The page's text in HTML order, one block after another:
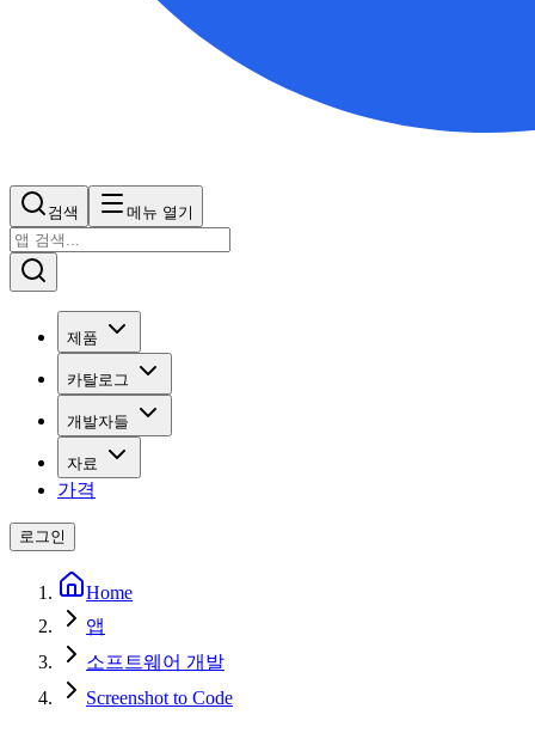
검색 메뉴 열기
제품
카탈로그
개발자들
자료
가격
로그인
Home
앱
소프트웨어 개발
Screenshot to Code